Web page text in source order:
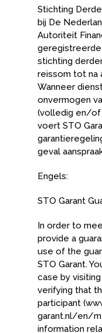
Stichting
bij De
Autoriteit
stichting
reissom tot na
Wanneer
onvermogen
(volledig en/of
voert STO
geval
Engels:
STO Garant
In order to
provide a
use of the
STO Garant.
case by visiting
verifying that
participant
garant.nl/en/
information